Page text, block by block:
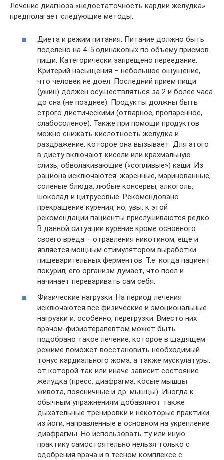
Лечение диагноза «недостаточность кардии желудка»
предполагает следующие методы.
Диета и режим питания. Питание должно быть
поделено на 4-5 одинаковых по объему приемов
пищи. Категорически запрещено переедание.
Критерий насыщения – небольшое ощущение,
что человек не доел. Последний прием пищи
(ужин) должен осуществляться за 2 и более часа
до сна (не позднее). Продукты должны быть
строго диетическими (отварное, пропаренное,
слабосоленое). Также при помощи продуктов
можно снижать кислотность желудка и
раздражение, которое она вызывает. Для этого
в диету включают кисели или крахмальную
слизь, обволакивающие («сопливые») каши. Из
рациона исключаются: жаренные, маринованные,
соленые блюда, любые консервы, алкоголь,
шоколад и цитрусовые. Рекомендовано
прекращение курения, но, увы, к этой
рекомендации пациенты прислушиваются редко.
В данной ситуации курение кроме основного
своего вреда – отравления никотином, еще и
является мощным стимулятором выработки
пищеварительных ферментов. Т.е. когда пациент
покурил, его организм думает, что поел и
начинает переваривать сам себя.
Физические нагрузки. На период лечения
исключаются все физические и эмоциональные
нагрузки и, особенно, перегрузки. Вместо них
врачом-физиотерапевтом может быть
подобрано такое лечение, которое в щадящем
режиме поможет восстановить необходимый
тонус кардиального жома, а также мускулатуры,
от которой так или иначе зависит состояние
желудка (пресс, диафрагма, косые мышцы
живота, поясничные и др. мышцы). Иногда к
обычным упражнениям добавляют также
дыхательные тренировки и некоторые практики
из йоги, направленные в основном на укрепление
диафрагмы. Но использовать ту или иную
практику самостоятельно нельзя только с
одобрения врача и в тесном комплексе с